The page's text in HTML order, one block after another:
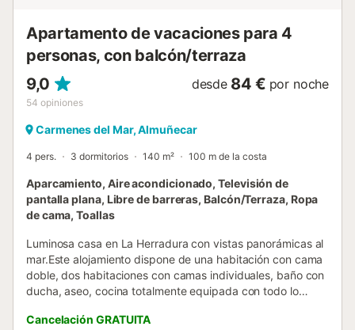
Apartamento de vacaciones para 4
personas, con balcón/terraza
9,0
54 opiniones
desde 84 € por noche
Carmenes del Mar, Almuñecar
4 pers. 3 dormitorios 140 m² 100 m de la costa
Aparcamiento, Aire acondicionado, Televisión de
pantalla plana, Libre de barreras, Balcón/Terraza, Ropa
de cama, Toallas
Luminosa casa en La Herradura con vistas panorámicas al
mar.Este alojamiento dispone de una habitación con cama
doble, dos habitaciones con camas individuales, baño con
ducha, aseo, cocina totalmente equipada con todo lo
mar.¿A quien no le gusta despertarse con la brisa del
Cancelación GRATUITA